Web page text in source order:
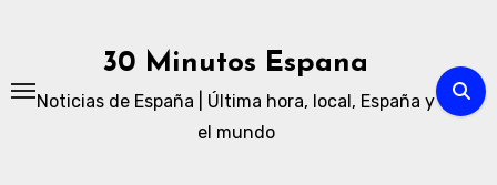
30 Minutos Espana
Noticias de España | Última hora, local, España y
el mundo